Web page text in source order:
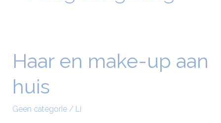
Haar en make-up aan
huis
Geen categorie/ Li
Haar
en
make-
aan